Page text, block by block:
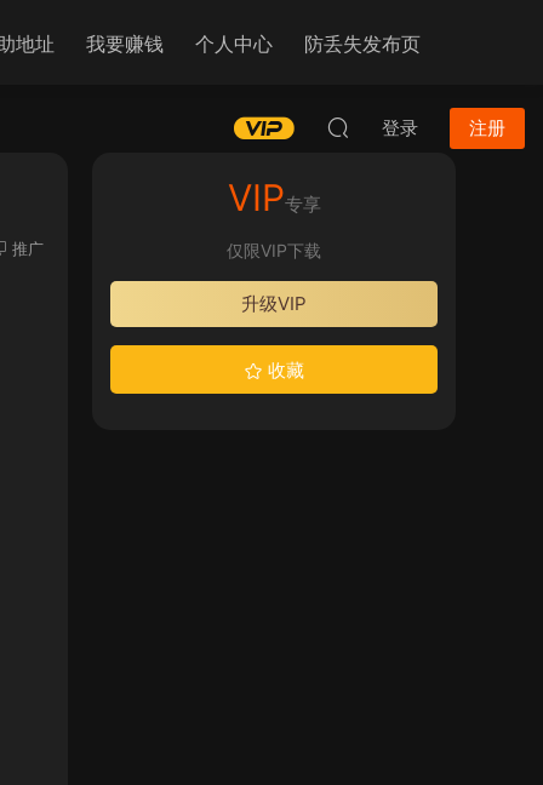
地址 我要赚钱 个人中心 防丢失发布页
登录 注册
推广
VIP专享
仅限VIP下载
升级VIP
收藏